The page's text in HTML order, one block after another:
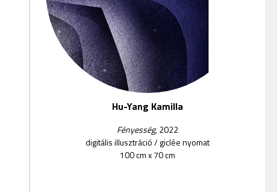
Hu-Yang Kamilla
Fényesség,2022
digitális illusztráció/giclée nyomat
100 cm x 70 cm